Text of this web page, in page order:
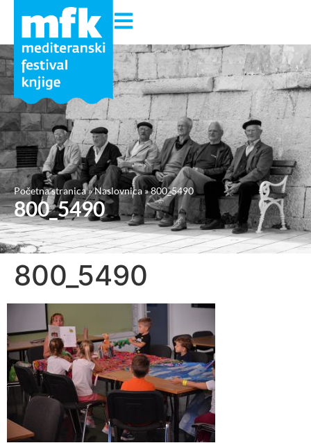
Početna stranica»Naslovnica»800_5490
800_5490
800_5490